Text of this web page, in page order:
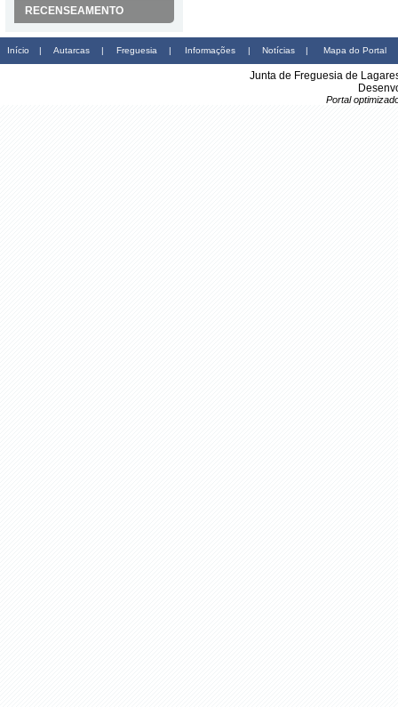
RECENSEAMENTO
Início | Autarcas | Freguesia | Informações | Notícias | Mapa do Portal
Junta de Freguesia de
Portal